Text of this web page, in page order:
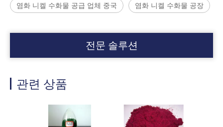
염화 니켈 수화물 공급 업체 중국 염화 니켈 수화물 공장
전문 솔루션
관련 상품